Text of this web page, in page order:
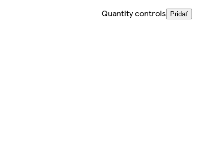
Quantity controls
Pridať